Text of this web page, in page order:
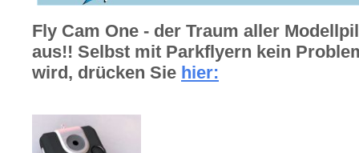
Fly Cam One - der Traum aller
aus!! Selbst mit Parkflyern kein
wird, drücken Sie hier: